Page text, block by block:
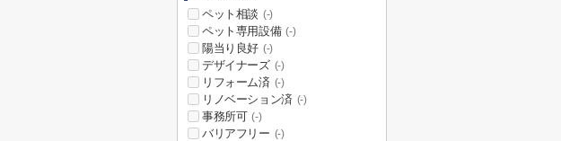
ペット相談 (-)
ペット専用設備 (-)
陽当り良好 (-)
デザイナーズ (-)
リフォーム済 (-)
リノベーション済 (-)
事務所可 (-)
バリアフリー (-)